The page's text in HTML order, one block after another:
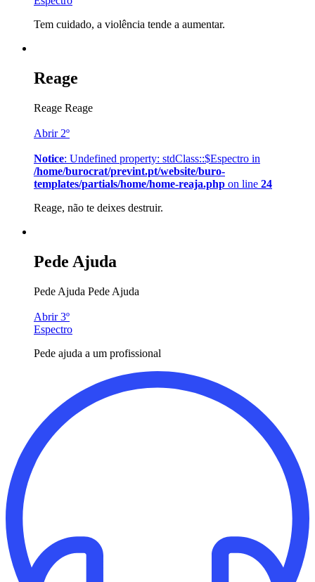
Tem cuidado, a violência tende a aumentar.
Reage
Reage Reage
Abrir 2º
Notice: Undefined property: stdClass::$Espectro in
/home/burocrat/prevint.pt/website/buro-
templates/partials/home/home-reaja.php on line 24
Reage, não te deixes destruir.
Pede Ajuda
Pede Ajuda Pede Ajuda
Abrir 3º
Espectro
Pede ajuda a um profissional